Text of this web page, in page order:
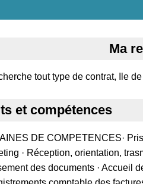
Ma
tout type de contrat, Ile
et compétences
DE COMPETENCES·
· Réception, orientation,
des documents · Accueil